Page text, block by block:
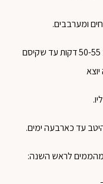
ומערבבים.
דקותעדשקיסם
יוצא
.
עדכארבעהימים.
מהממים לראש השנה: